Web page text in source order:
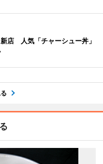
店 人気「チャーシュー丼」